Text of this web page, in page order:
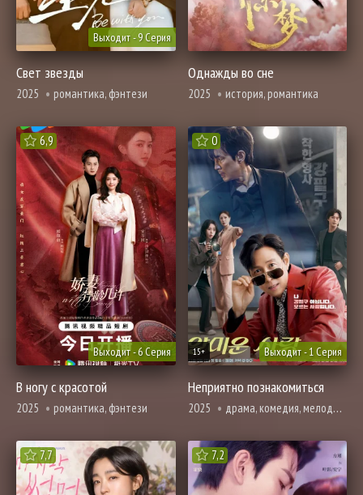
Выходит - 9 Серия
Свет звезды
2025 романтика, фэнтези
Однажды во сне
2025 история, романтика
6,9
Выходит - 6 Серия
В ногу с красотой
2025 романтика, фэнтези
0
Выходит - 1 Серия
15+
Неприятно познакомиться
2025 драма, комедия, мелодрама, романтика
7,7 7,2